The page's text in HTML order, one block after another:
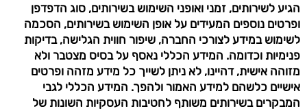
הגיע לשירותים, זמני ואופני השימוש בשירותים, סוג הדפדפן
ופרטים נוספים המעידים על אופן השימוש בשירותים, הסכמה
לשימוש במידע לצורכי החברה, שיפור חווית הגלישה, בדיקות
פנימיות וכדומה. המידע הכללי נאסף על בסיס מצטבר ולא
מזוהה אישית, דהיינו, לא ניתן לשייך כל מידע מזהה ופרטים
אישיים כלשהם למידע האמור ולהפך. המידע הכללי לגבי
המבקרים בשירותים משותף לחטיבות העסקיות השונות של